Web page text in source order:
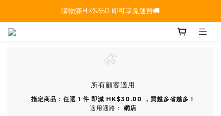
購物滿HK$350 即可享免運費🚚
所有顧客適用
指定商品：任選 1 件 即減 HK$30.00 ，買越多省越多！
適用通路： 網店